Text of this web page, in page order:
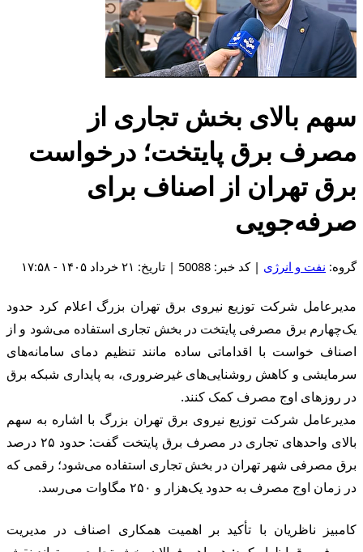
سهم بالای بخش تجاری از
مصرف برق پایتخت؛ درخواست
برق تهران از اصناف برای
صرفه‌جویی
گروه: نفت و انرژی | کد خبر: 50088 | تاریخ: ۲۱ خرداد ۱۴۰۵ - ۱۷:۵۸
مدیرعامل شرکت توزیع نیروی برق تهران بزرگ اعلام کرد حدود
یک‌چهارم برق مصرفی پایتخت در بخش تجاری استفاده می‌شود و از
اصناف خواست با اقداماتی ساده مانند تنظیم دمای سامانه‌های
سرمایشی و کاهش روشنایی‌های غیرضروری، به پایداری شبکه برق
در روزهای اوج مصرف کمک کنند.
مدیرعامل شرکت توزیع نیروی برق تهران بزرگ با اشاره به سهم
بالای واحدهای تجاری در مصرف برق پایتخت گفت: حدود ۲۵ درصد
برق مصرفی شهر تهران در بخش تجاری استفاده می‌شود؛ رقمی که
در زمان اوج مصرف به حدود یک‌هزار و ۲۵۰ مگاوات می‌رسد.
کامبیز ناظریان با تأکید بر اهمیت همکاری اصناف در مدیریت